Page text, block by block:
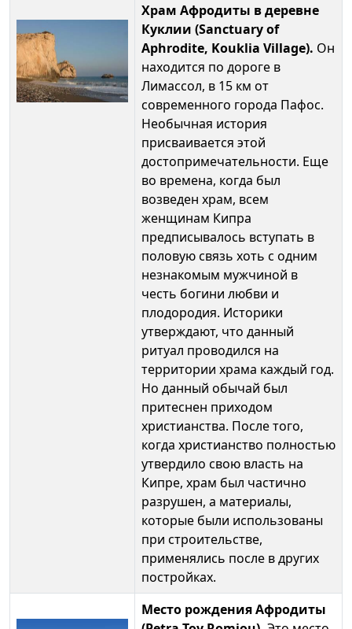
Храм Афродиты в деревне
Куклии (Sanctuary of
Aphrodite, Kouklia Village). Он
находится по дороге в
Лимассол, в 15 км от
современного города Пафос.
Необычная история
присваивается этой
достопримечательности. Еще
во времена, когда был
возведен храм, всем
женщинам Кипра
предписывалось вступать в
половую связь хоть с одним
незнакомым мужчиной в
честь богини любви и
плодородия. Историки
утверждают, что данный
ритуал проводился на
территории храма каждый год.
Но данный обычай был
притеснен приходом
христианства. После того,
когда христианство полностью
утвердило свою власть на
Кипре, храм был частично
разрушен, а материалы,
которые были использованы
при строительстве,
применялись после в других
постройках.
Место рождения Афродиты